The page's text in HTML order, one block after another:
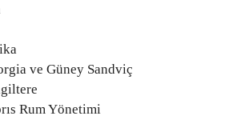
ve Güney Sandviç
Rum Yönetimi